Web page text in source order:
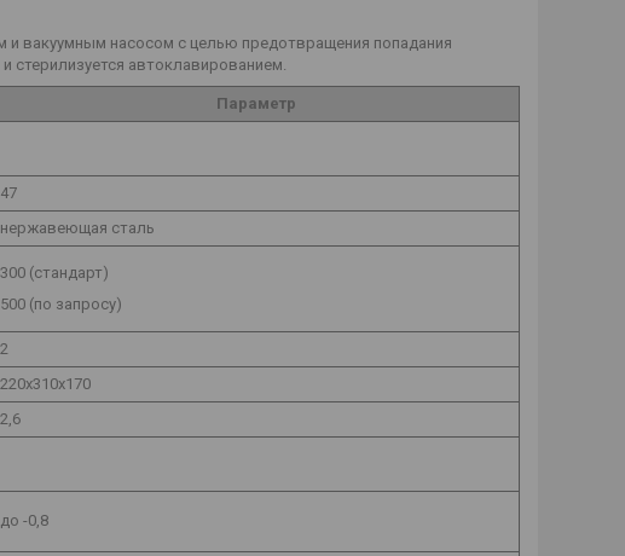
и вакуумным насосом с целью предотвращения попадания
стерилизуется автоклавированием.
Параметр
47
нержавеющая сталь
300 (стандарт)
500 (по запросу)
2
220х310х170
2,6
до -0,8